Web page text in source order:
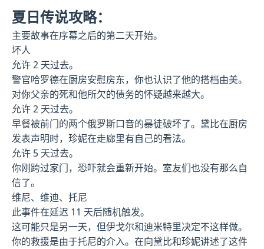
夏日传说攻略：
主要故事在序幕之后的第二天开始。
坏人
允许 2 天过去。
警官哈罗德在厨房安慰房东，你也认识了他的搭档由美。
对你父亲的死和他所欠的债务的怀疑越来越大。
允许 2 天过去。
早餐被前门的两个俄罗斯口音的暴徒破坏了。黛比在厨房
发表声明时，珍妮在走廊里有自己的看法。
允许 5 天过去。
你刚跨过家门，恐吓就会重新开始。室友们也没有那么自
信了。
维尼、维迪、托尼
此事件在延迟 11 天后随机触发。
这可能只是另一天，但伊戈尔和迪米特里决定不这样做。
你的救援是由于托尼的介入。在向黛比和珍妮讲述了这件